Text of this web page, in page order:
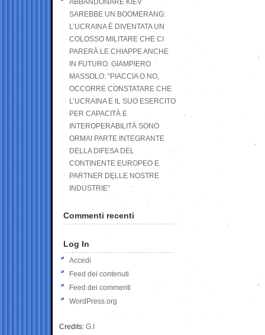
ABBANDONARE KIEV
SAREBBE UN BOOMERANG:
L’UCRAINA È DIVENTATA UN
COLOSSO MILITARE CHE CI
PARERÀ LE CHIAPPE ANCHE
IN FUTURO. GIAMPIERO
MASSOLO: “PIACCIA O NO,
OCCORRE CONSTATARE CHE
L’UCRAINA E IL SUO ESERCITO
PER CAPACITÀ E
INTEROPERABILITÀ SONO
ORMAI PARTE INTEGRANTE
DELLA DIFESA DEL
CONTINENTE EUROPEO E
PARTNER DELLE NOSTRE
INDUSTRIE”
Commenti recenti
Log In
Accedi
Feed dei contenuti
Feed dei commenti
WordPress.org
Credits: G.I